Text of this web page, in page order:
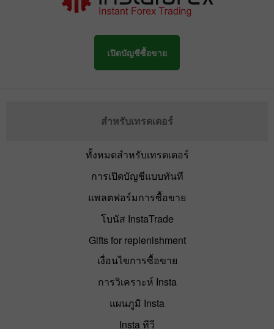
เปิดบัญชีซื้อขาย
สำหรับเทรดเดอร์
ทั้งหมดสำหรับเทรดเดอร์
การเปิดบัญชีแบบทันที
แพลตฟอร์มการซื้อขาย
โบนัส InstaTrade
Gifts for replenishment
เงื่อนไขการซื้อขาย
การวิเคราะห์ Insta
แผนภูมิ Insta
Insta ทีวี